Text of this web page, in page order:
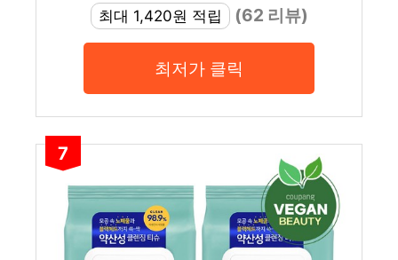
최대 1,420원 적립
(62 리뷰)
최저가 클릭
7